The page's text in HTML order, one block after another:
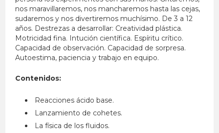
nos maravillaremos, nos mancharemos hasta las cejas,
sudaremos y nos divertiremos muchísimo. De 3 a 12
años. Destrezas a desarrollar: Creatividad plástica.
Motricidad fina. Intución científica. Espíritu crítico.
Capacidad de observación. Capacidad de sorpresa.
Autoestima, paciencia y trabajo en equipo.
Contenidos:
Reacciones ácido base.
Lanzamiento de cohetes.
La física de los fluidos.